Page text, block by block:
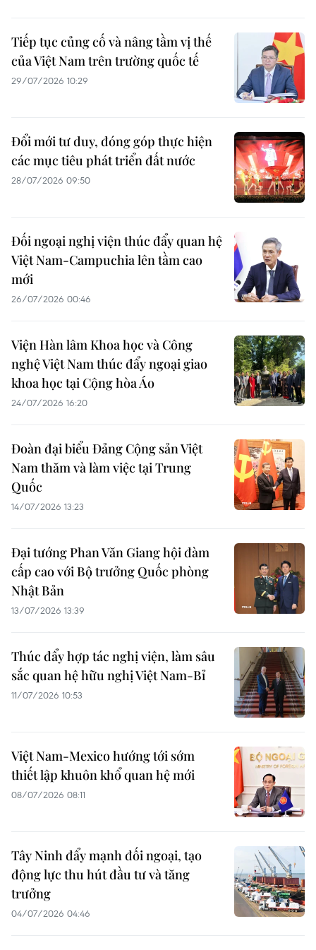
Tiếp tục củng cố và nâng tầm vị thế
của Việt Nam trên trường quốc tế
29/07/2026 10:29
Đổi mới tư duy, đóng góp thực hiện
các mục tiêu phát triển đất nước
28/07/2026 09:50
Đối ngoại nghị viện thúc đẩy quan hệ
Việt Nam-Campuchia lên tầm cao
mới
26/07/2026 00:46
Viện Hàn lâm Khoa học và Công
nghệ Việt Nam thúc đẩy ngoại giao
khoa học tại Cộng hòa Áo
24/07/2026 16:20
Đoàn đại biểu Đảng Cộng sản Việt
Nam thăm và làm việc tại Trung
Quốc
14/07/2026 13:23
Đại tướng Phan Văn Giang hội đàm
cấp cao với Bộ trưởng Quốc phòng
Nhật Bản
13/07/2026 13:39
Thúc đẩy hợp tác nghị viện, làm sâu
sắc quan hệ hữu nghị Việt Nam-Bỉ
11/07/2026 10:53
Việt Nam-Mexico hướng tới sớm
thiết lập khuôn khổ quan hệ mới
08/07/2026 08:11
Tây Ninh đẩy mạnh đối ngoại, tạo
động lực thu hút đầu tư và tăng
trưởng
04/07/2026 04:46